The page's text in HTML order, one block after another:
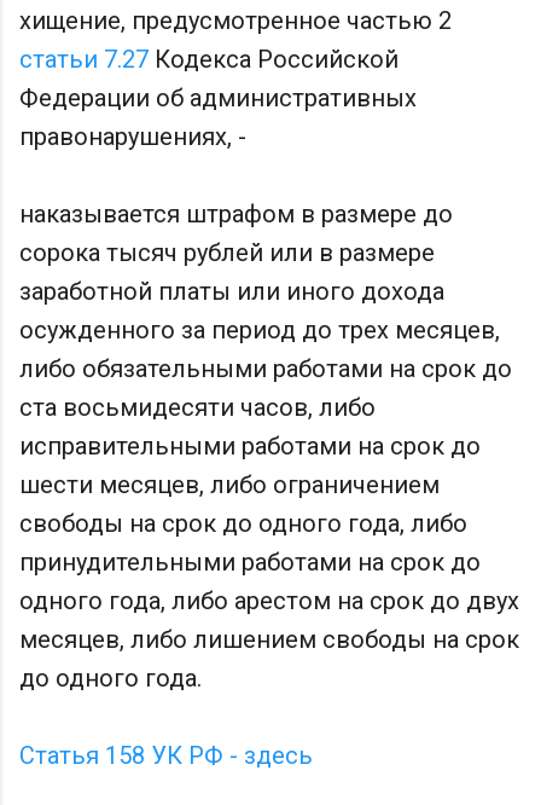
хищение, предусмотренное частью 2
статьи 7.27 Кодекса Российской
Федерации об административных
правонарушениях, -
наказывается штрафом в размере до
сорока тысяч рублей или в размере
заработной платы или иного дохода
осужденного за период до трех месяцев,
либо обязательными работами на срок до
ста восьмидесяти часов, либо
исправительными работами на срок до
шести месяцев, либо ограничением
свободы на срок до одного года, либо
принудительными работами на срок до
одного года, либо арестом на срок до двух
месяцев, либо лишением свободы на срок
до одного года.
Статья 158 УК РФ - здесь